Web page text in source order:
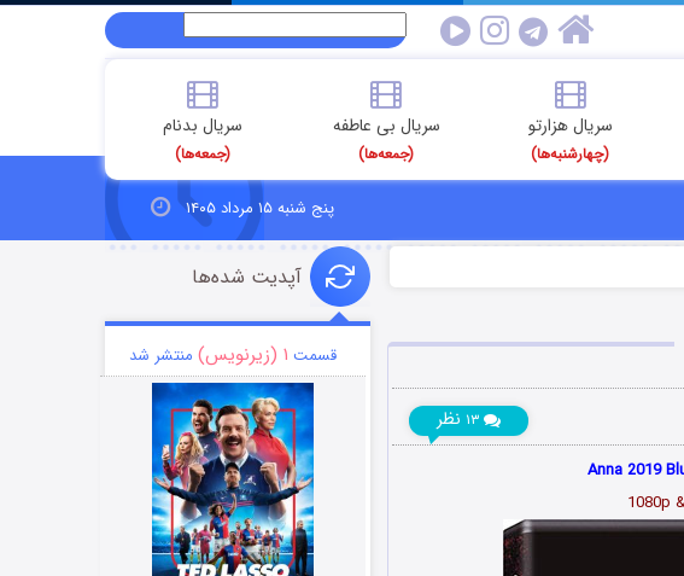
سریال هزارتو
(چهارشنبه‌ها)
سریال بی عاطفه
(جمعه‌ها)
سریال بدنام
(جمعه‌ها)
پنج شنبه ۱۵ مرداد ۱۴۰۵
۱۳ نظر
آپدیت شده‌ها
قسمت ۱ (زیرنویس) منتشر شد